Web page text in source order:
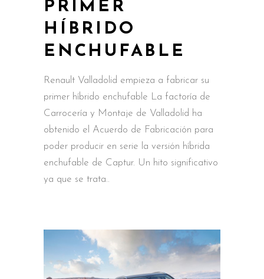
PRIMER
HÍBRIDO
ENCHUFABLE
Renault Valladolid empieza a fabricar su
primer híbrido enchufable La factoría de
Carrocería y Montaje de Valladolid ha
obtenido el Acuerdo de Fabricación para
poder producir en serie la versión híbrida
enchufable de Captur. Un hito significativo
ya que se trata